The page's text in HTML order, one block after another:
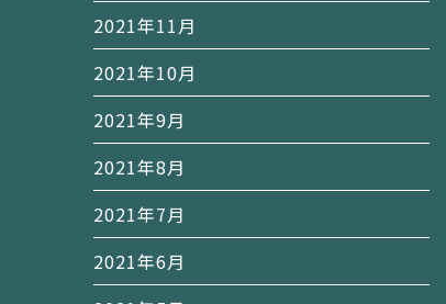
2021年11月
2021年10月
2021年9月
2021年8月
2021年7月
2021年6月